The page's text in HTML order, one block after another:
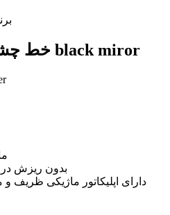
خط چشم براق این لی مدل black miror
بدون ریزش
دارای اپلیکاتور ماژیکی